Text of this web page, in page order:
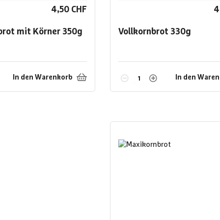
4,50 CHF
mit Körner 350g
In den Warenkorb
Vollkornbrot 330g
In den